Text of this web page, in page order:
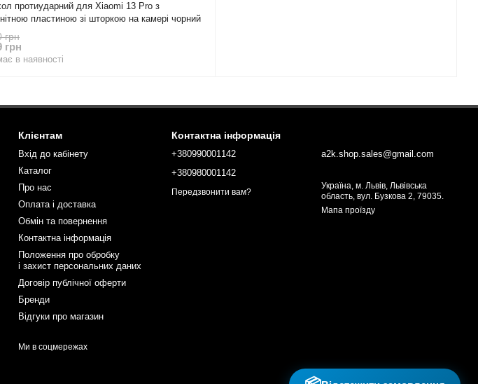
протиударний для Xiaomi 13 Pro з
пластиною зі шторкою на камері чорний
грн
грн
в наявності
Клієнтам
Вхід до кабінету
Каталог
Про нас
Оплата і доставка
Обмін та повернення
Контактна інформація
Положення про обробку
і захист персональних даних
Договір публічної оферти
Бренди
Відгуки про магазин
Ми в соцмережах
Контактна інформація
+380990001142
+380980001142
Передзвонити вам?
a2k.shop.sales@gmail.com
Україна, м. Львів, Львівська
область, вул. Бузкова 2, 79035.
Мапа проїзду